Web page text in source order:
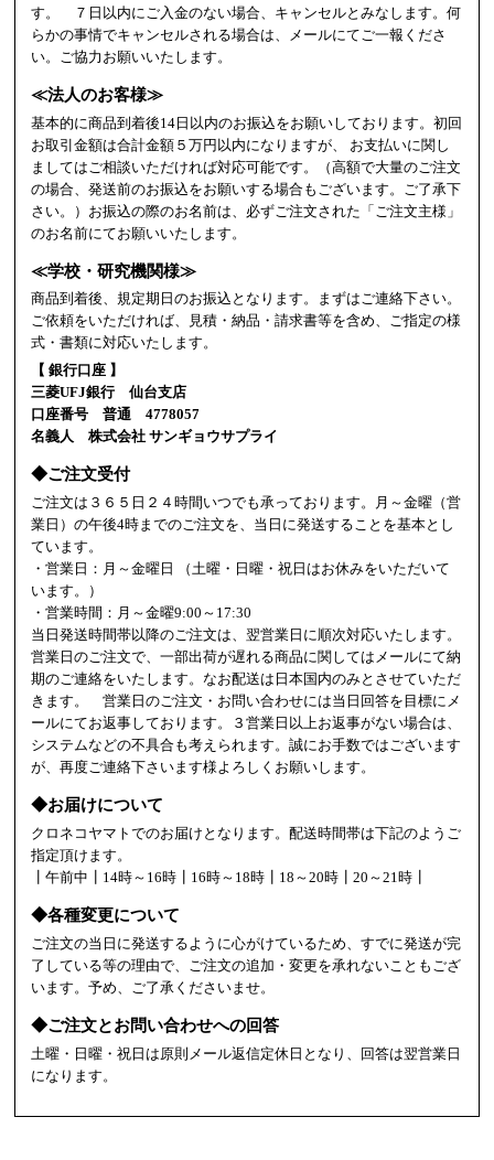
す。 ７日以内にご入金のない場合、キャンセルとみなします。何
らかの事情でキャンセルされる場合は、メールにてご一報くださ
い。ご協力お願いいたします。
≪法人のお客様≫
基本的に商品到着後14日以内のお振込をお願いしております。初回
お取引金額は合計金額５万円以内になりますが、 お支払いに関し
ましてはご相談いただければ対応可能です。（高額で大量のご注文
の場合、発送前のお振込をお願いする場合もございます。ご了承下
さい。）お振込の際のお名前は、必ずご注文された「ご注文主様」
のお名前にてお願いいたします。
≪学校・研究機関様≫
商品到着後、規定期日のお振込となります。まずはご連絡下さい。
ご依頼をいただければ、見積・納品・請求書等を含め、ご指定の様
式・書類に対応いたします。
【 銀行口座 】
三菱UFJ銀行 仙台支店
口座番号 普通 4778057
名義人 株式会社 サンギョウサプライ
◆ご注文受付
ご注文は３６５日２４時間いつでも承っております。月～金曜（営
業日）の午後4時までのご注文を、当日に発送することを基本とし
ています。
・営業日：月～金曜日 （土曜・日曜・祝日はお休みをいただいて
います。）
・営業時間：月～金曜9:00～17:30
当日発送時間帯以降のご注文は、翌営業日に順次対応いたします。
営業日のご注文で、一部出荷が遅れる商品に関してはメールにて納
期のご連絡をいたします。なお配送は日本国内のみとさせていただ
きます。 営業日のご注文・お問い合わせには当日回答を目標にメ
ールにてお返事しております。３営業日以上お返事がない場合は、
システムなどの不具合も考えられます。誠にお手数ではございます
が、再度ご連絡下さいます様よろしくお願いします。
◆お届けについて
クロネコヤマトでのお届けとなります。配送時間帯は下記のようご
指定頂けます。
┃午前中┃14時～16時┃16時～18時┃18～20時┃20～21時┃
◆各種変更について
ご注文の当日に発送するように心がけているため、すでに発送が完
了している等の理由で、ご注文の追加・変更を承れないこともござ
います。予め、ご了承くださいませ。
◆ご注文とお問い合わせへの回答
土曜・日曜・祝日は原則メール返信定休日となり、回答は翌営業日
になります。